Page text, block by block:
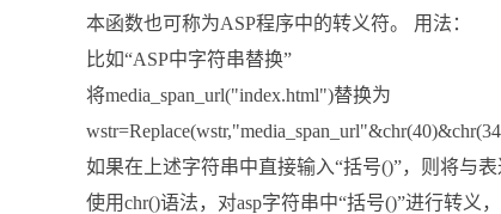
本函数也可称为ASP程序中的转义符。 用法：
比如“ASP中字符串替换”
将media_span_url("index.html")替换为
如果在上述字符串中直接输入“括号()”，则将与表
使用chr()语法，对asp字符串中“括号()”进行转义